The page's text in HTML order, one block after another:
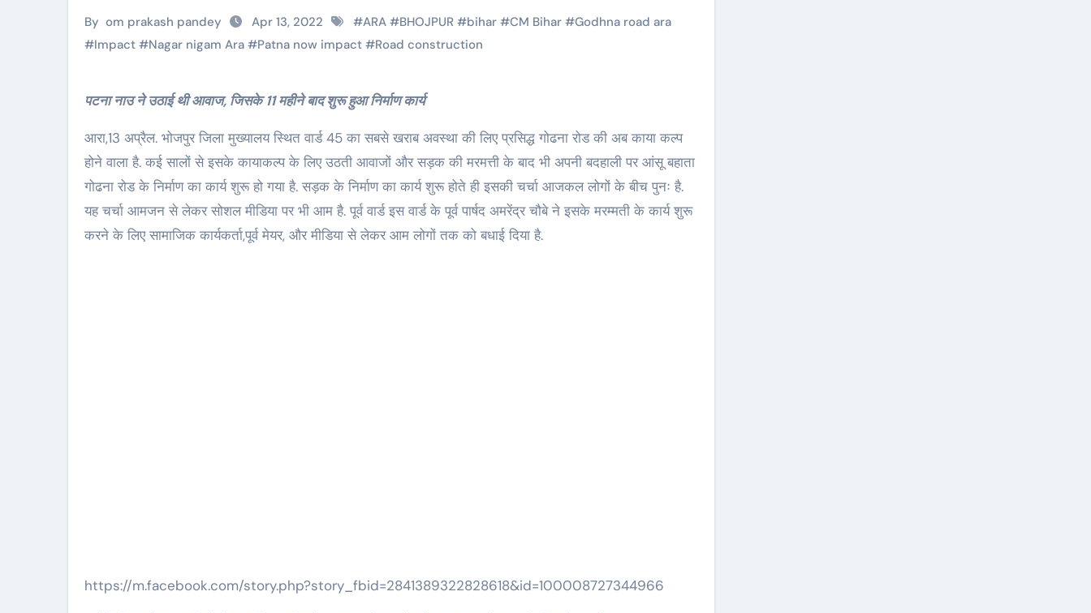
By om prakash pandey Apr 13, 2022 #ARA #BHOJPUR #bihar #CM Bihar #Godhna road ara
#Impact #Nagar nigam Ara #Patna now impact #Road construction
पटना नाउ ने उठाई थी आवाज, जिसके 11 महीने बाद शुरू हुआ निर्माण कार्य
आरा,13 अप्रैल. भोजपुर जिला मुख्यालय स्थित वार्ड 45 का सबसे खराब अवस्था की लिए प्रसिद्ध गोढना रोड की अब काया कल्प
होने वाला है. कई सालों से इसके कायाकल्प के लिए उठती आवाजों और सड़क की मरमत्ती के बाद भी अपनी बदहाली पर आंसू बहाता
गोढना रोड के निर्माण का कार्य शुरू हो गया है. सड़क के निर्माण का कार्य शुरू होते ही इसकी चर्चा आजकल लोगों के बीच पुनः है.
यह चर्चा आमजन से लेकर सोशल मीडिया पर भी आम है. पूर्व वार्ड इस वार्ड के पूर्व पार्षद अमरेंद्र चौबे ने इसके मरम्मती के कार्य शुरू
करने के लिए सामाजिक कार्यकर्ता,पूर्व मेयर, और मीडिया से लेकर आम लोगों तक को बधाई दिया है.
https://m.facebook.com/story.php?story_fbid=2841389322828618&id=100008727344966